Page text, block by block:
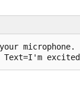
microphone.